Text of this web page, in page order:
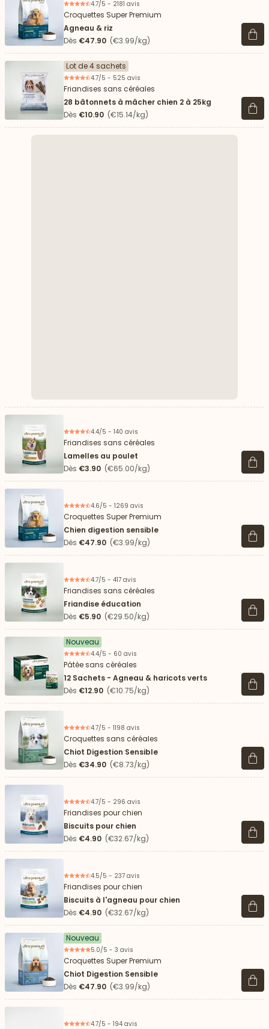
4.7/5 - 2181 avis
Croquettes Super Premium
Agneau & riz
Dès €47.90 (€3.99/kg) Voir
Lot de 4 sachets
4.7/5 - 525 avis
Friandises sans céréales
28 bâtonnets à mâcher chien 2 à 25kg
Dès €10.90 (€15.14/kg) Voir
4.4/5 - 140 avis
Friandises sans céréales
Lamelles au poulet
Dès €3.90 (€65.00/kg) Voir
4.6/5 - 1269 avis
Croquettes Super Premium
Chien digestion sensible
Dès €47.90 (€3.99/kg) Voir
4.7/5 - 417 avis
Friandises sans céréales
Friandise éducation
Dès €5.90 (€29.50/kg) Voir
Nouveau
4.4/5 - 60 avis
Pâtée sans céréales
12 Sachets - Agneau & haricots verts
Dès €12.90 (€10.75/kg) Voir
4.7/5 - 1198 avis
Croquettes sans céréales
Chiot Digestion Sensible
Dès €34.90 (€8.73/kg) Voir
4.7/5 - 296 avis
Friandises pour chien
Biscuits pour chien
Dès €4.90 (€32.67/kg) Voir
4.5/5 - 237 avis
Friandises pour chien
Biscuits à l'agneau pour chien
Dès €4.90 (€32.67/kg) Voir
Nouveau
5.0/5 - 3 avis
Croquettes Super Premium
Chiot Digestion Sensible
Dès €47.90 (€3.99/kg) Voir
4.7/5 - 194 avis